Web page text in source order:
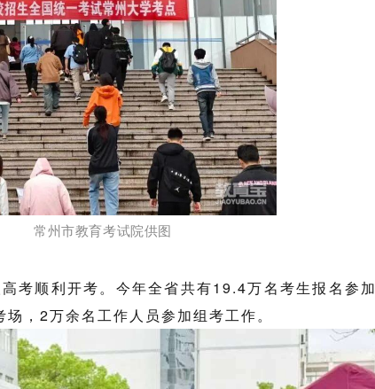
常州市教育考试院供图
考顺利开考。今年全省共有19.4万名考生报名参加
场 ， 2万余名工作人员参加组考工作。